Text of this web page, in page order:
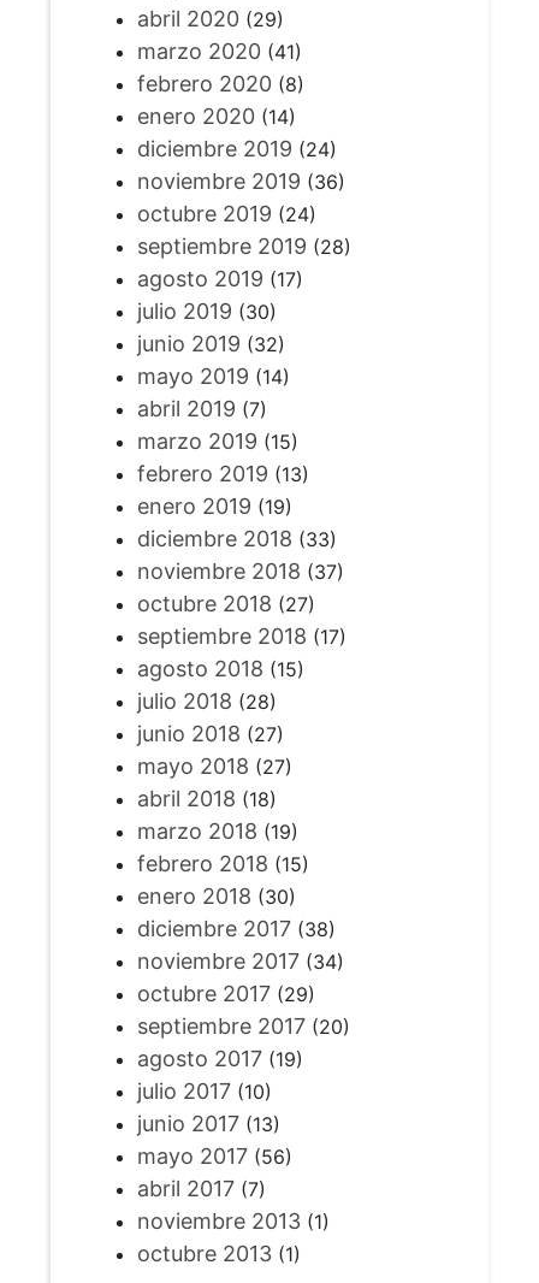
abril 2020(29)
marzo 2020(41)
febrero 2020(8)
enero 2020(14)
diciembre 2019 (24)
noviembre 2019 (36)
octubre 2019 (24)
septiembre 2019 (28)
agosto 2019 (17)
julio 2019 (30)
junio 2019 (32)
mayo 2019 (14)
abril 2019 (7)
marzo 2019 (15)
febrero 2019 (13)
enero 2019 (19)
diciembre 2018 (33)
noviembre 2018 (37)
octubre 2018 (27)
septiembre 2018 (17)
agosto 2018 (15)
julio 2018 (28)
junio 2018 (27)
mayo 2018 (27)
abril 2018 (18)
marzo 2018 (19)
febrero 2018 (15)
enero 2018 (30)
diciembre 2017(38)
noviembre 2017(34)
octubre 2017(29)
septiembre 2017(20)
agosto 2017(19)
julio 2017(10)
junio 2017(13)
mayo 2017(56)
abril 2017(7)
noviembre 2013(1)
octubre 2013(1)